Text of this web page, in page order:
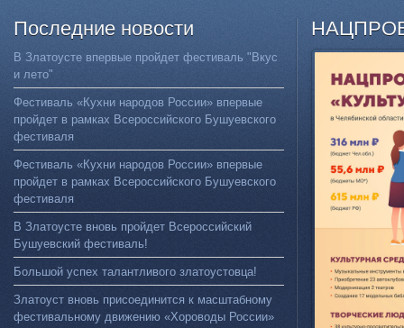
Последние новости
В Златоусте впервые пройдет фестиваль "Вкус
и лето"
Фестиваль «Кухни народов России» впервые
пройдет в рамках Всероссийского Бушуевского
фестиваля
Фестиваль «Кухни народов России» впервые
пройдет в рамках Всероссийского Бушуевского
фестиваля
В Златоусте вновь пройдет Всероссийский
Бушуевский фестиваль!
Большой успех талантливого златоустовца!
Златоуст вновь присоединится к масштабному
фестивальному движению «Хороводы России»